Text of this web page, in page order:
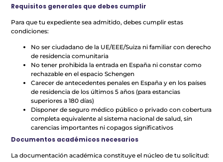
Requisitos generales que debes cumplir
Para que tu expediente sea admitido, debes cumplir estas
condiciones:
No ser ciudadano de la UE/EEE/Suiza ni familiar con derecho
de residencia comunitaria
No tener prohibida la entrada en España ni constar como
rechazable en el espacio Schengen
Carecer de antecedentes penales en España y en los países
de residencia de los últimos 5 años (para estancias
superiores a 180 días)
Disponer de seguro médico público o privado con cobertura
completa equivalente al sistema nacional de salud, sin
carencias importantes ni copagos significativos
Documentos académicos necesarios
La documentación académica constituye el núcleo de tu solicitud: